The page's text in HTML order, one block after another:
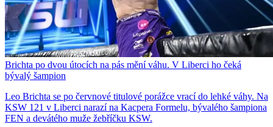
Brichta po dvou útocích na pás mění váhu. V Liberci ho čeká
bývalý šampion
Leo Brichta se po červnové titulové porážce vrací do lehké váhy. Na
KSW 121 v Liberci narazí na Kacpera Formelu, bývalého šampiona
FEN a devátého muže žebříčku KSW.